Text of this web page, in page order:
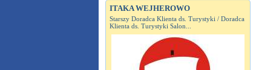
ITAKA WEJHEROWO
Starszy Doradca Klienta ds. Turystyki / Doradca
Klienta ds. Turystyki Salon...